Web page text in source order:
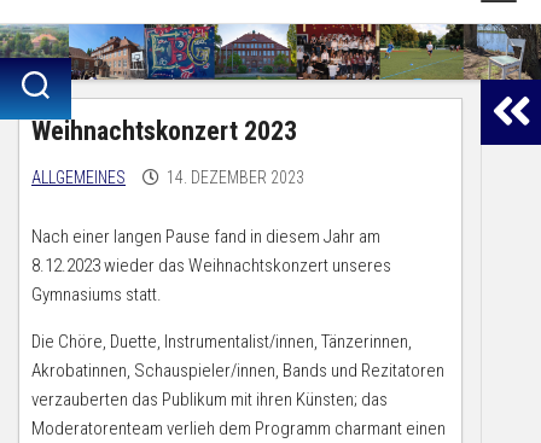
Weihnachtskonzert 2023
ALLGEMEINES 14. DEZEMBER 2023
Nach einer langen Pause fand in diesem Jahr am
8.12.2023 wieder das Weihnachtskonzert unseres
Gymnasiums statt.
Die Chöre, Duette, Instrumentalist/innen, Tänzerinnen,
Akrobatinnen, Schauspieler/innen, Bands und Rezitatoren
verzauberten das Publikum mit ihren Künsten; das
Moderatorenteam verlieh dem Programm charmant einen